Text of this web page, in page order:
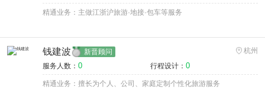
精通业务：主做江浙沪旅游·地接·包车等服务
钱建波 新晋顾问
杭州
服务人数： 0 行程设计： 0
精通业务：擅长为个人、公司、家庭定制个性化旅游服务